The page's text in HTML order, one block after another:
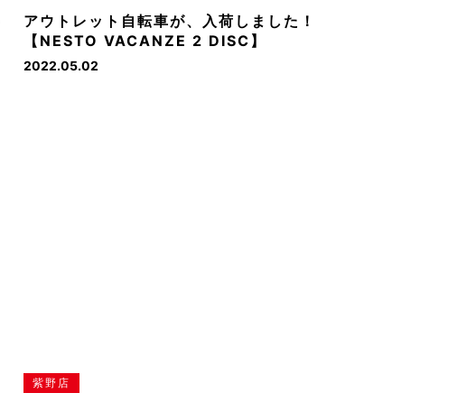
アウトレット自転車が、入荷しました！
【NESTO VACANZE 2 DISC】
2022.05.02
紫野店